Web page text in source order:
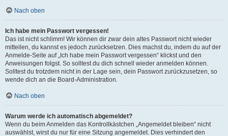
Nach oben
Ich habe mein Passwort vergessen!
Das ist nicht schlimm! Wir können dir zwar dein altes Passwort nicht wieder
mitteilen, du kannst es jedoch zurücksetzen. Dies machst du, indem du auf der
Anmelde-Seite auf „Ich habe mein Passwort vergessen“ klickst und den
Anweisungen folgst. So solltest du dich schnell wieder anmelden können.
Solltest du trotzdem nicht in der Lage sein, dein Passwort zurückzusetzen, so
wende dich an die Board-Administration.
Nach oben
Warum werde ich automatisch abgemeldet?
Wenn du beim Anmelden das Kontrollkästchen „Angemeldet bleiben“ nicht
auswählst, wirst du nur für eine Sitzung angemeldet. Dies verhindert den